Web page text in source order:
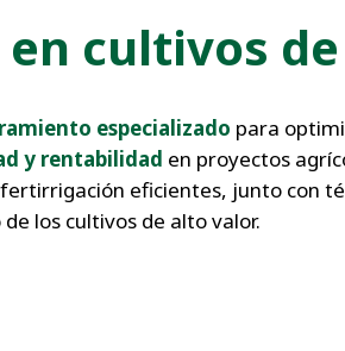
en cultivos
especializado para
y rentabilidad en proyectos
eficientes, junto con
los cultivos de alto valor.